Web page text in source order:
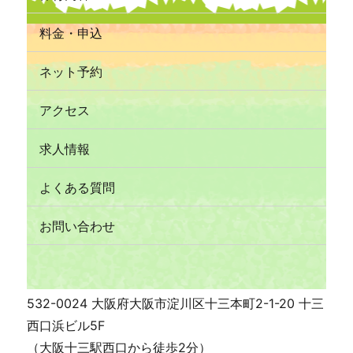
料金・申込
ネット予約
アクセス
求人情報
よくある質問
お問い合わせ
532-0024 大阪府大阪市淀川区十三本町2-1-20 十三
西口浜ビル5F
（大阪十三駅西口から徒歩2分）